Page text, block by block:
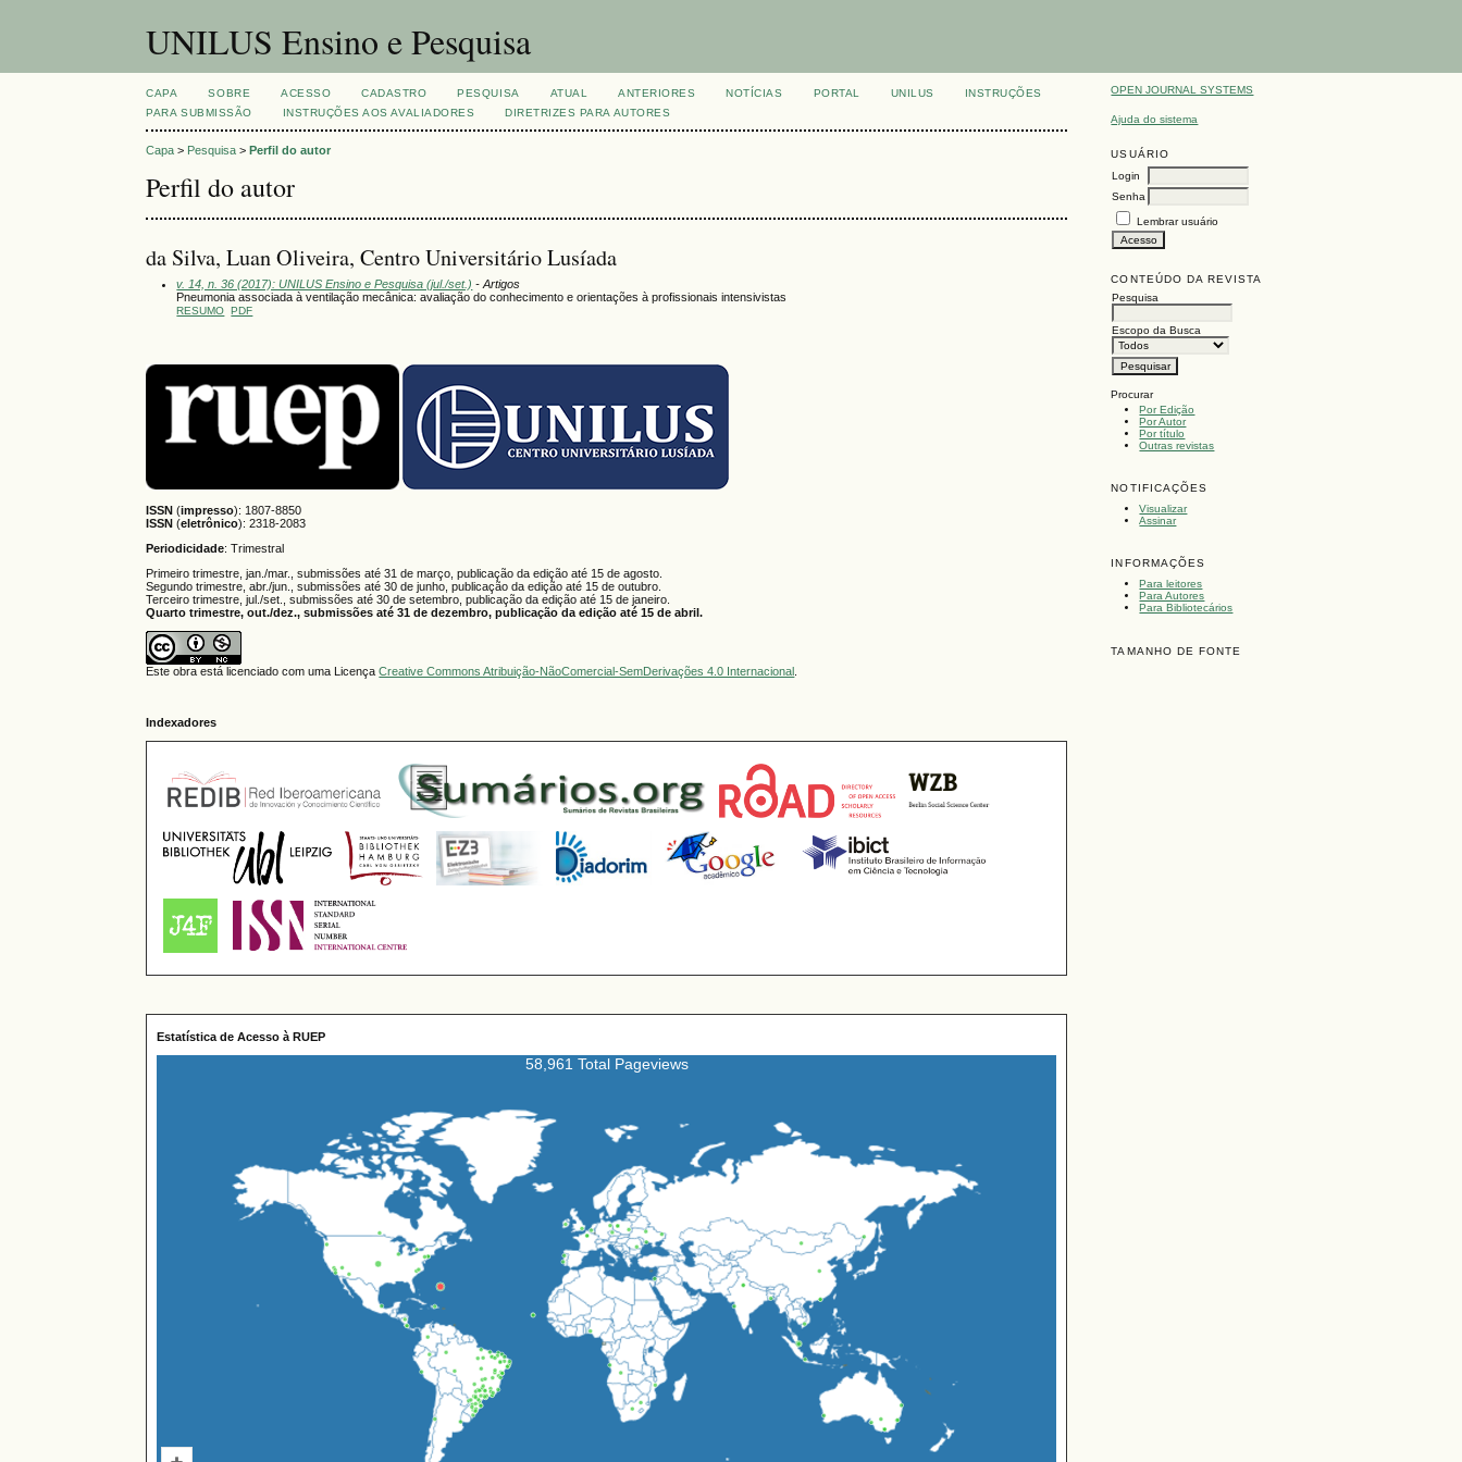
UNILUS Ensino e Pesquisa
OPEN JOURNAL SYSTEMS
Ajuda do sistema
USUÁRIO
Login
Senha
Lembrar usuário
CONTEÚDO DA REVISTA
Pesquisa
Escopo da Busca
Procurar
Por Edição
Por Autor
Por título
Outras revistas
NOTIFICAÇÕES
Visualizar
Assinar
INFORMAÇÕES
Para leitores
Para Autores
Para Bibliotecários
TAMANHO DE FONTE
CAPA SOBRE ACESSO CADASTRO PESQUISA ATUAL ANTERIORES NOTÍCIAS PORTAL UNILUS
INSTRUÇÕES
PARA SUBMISSÃO
INSTRUÇÕES AOS AVALIADORES DIRETRIZES PARA AUTORES
Capa > Pesquisa >Perfil do autor
Perfil do autor
da Silva, Luan Oliveira, Centro Universitário Lusíada
v. 14, n. 36 (2017): UNILUS Ensino e Pesquisa (jul./set.) - Artigos
Pneumonia associada à ventilação mecânica: avaliação do conhecimento e orientações à profissionais intensivistas
RESUMO PDF
ISSN (impresso): 1807-8850
ISSN (eletrônico):2318-2083
Periodicidade: Trimestral
Primeiro trimestre, jan./mar., submissões até 31 de março, publicação da edição até 15 de agosto.
Segundo trimestre, abr./jun., submissões até 30 de junho, publicação da edição até 15 de outubro.
Terceiro trimestre, jul./set., submissões até 30 de setembro, publicação da edição até 15 de janeiro.
Quarto trimestre, out./dez., submissões até 31 de dezembro, publicação da edição até 15 de abril.
Este obra está licenciado com uma LicençaCreative Commons Atribuição-NãoComercial-SemDerivações 4.0 Internacional
Indexadores
Estatística de Acesso à RUEP
58,961 Total Pageviews